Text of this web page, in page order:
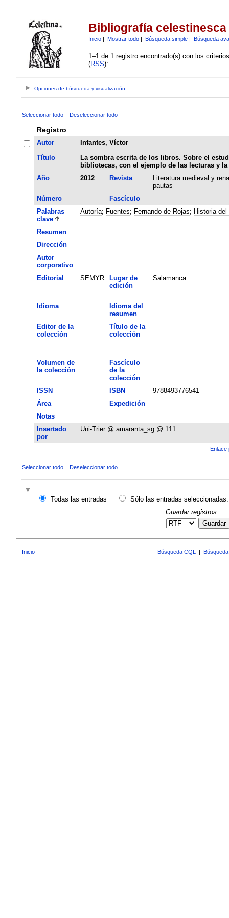
Bibliografía celestinesca
Inicio| Mostrar todo| Búsqueda simple| Búsqueda
1–1 de 1 registro encontrado(s) con los
(RSS):
Opciones de búsqueda y visualización
Seleccionar todo Deseleccionar todo
Registro
Autor
Infantes, Víctor
Título
La sombra escrita de los libros. Sobre el
bibliotecas, con el ejemplo de las lecturas y
Año
2012 Revista
Literatura medieval y
pautas
Número
Fascículo
Palabras
clave
Autoría; Fuentes; Fernando de Rojas; Historia del
Resumen
Dirección
Autor
corporativo
Editorial
SEMYR
Lugar de
edición
Salamanca
Idioma
Idioma del
resumen
Editor de la
colección
Título de la
colección
Volumen de
la colección
Fascículo
de la
colección
ISSN
ISBN
9788493776541
Área
Expedición
Notas
Insertado
por
Uni-Trier @ amaranta_sg @ 111
Enlace
Seleccionar todo Deseleccionar todo
Todas las entradas
Sólo las entradas seleccionadas:
Guardar registros:
Guardar
Inicio Búsqueda CQL